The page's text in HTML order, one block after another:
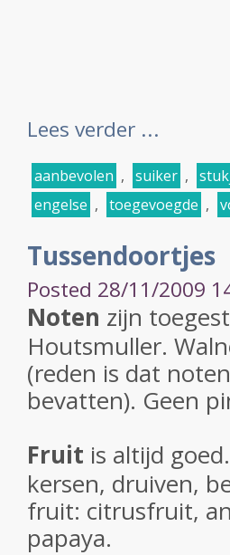
Lees verder ...
aanbevolen , suiker ,
engelse , toegevoegde ,
Tussendoortjes
Posted 28/11/2009
Noten zijn
Houtsmuller.
(reden is dat
bevatten). Geen
Fruit is altijd
kersen, druiven,
fruit: citrusfruit,
papaya.